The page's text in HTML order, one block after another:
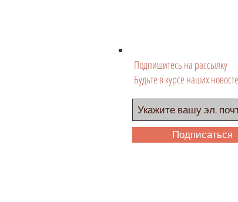
Подпишитесь на рассылку
Будьте в курсе наших
Подписаться